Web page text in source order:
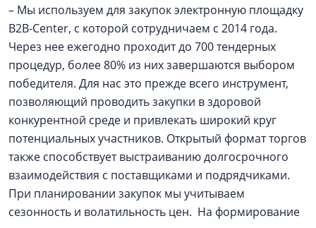
– Мы используем для закупок электронную площадку
B2B-Center, с которой сотрудничаем с 2014 года.
Через нее ежегодно проходит до 700 тендерных
процедур, более 80% из них завершаются выбором
победителя. Для нас это прежде всего инструмент,
позволяющий проводить закупки в здоровой
конкурентной среде и привлекать широкий круг
потенциальных участников. Открытый формат торгов
также способствует выстраиванию долгосрочного
взаимодействия с поставщиками и подрядчиками.
При планировании закупок мы учитываем
сезонность и волатильность цен. На формирование